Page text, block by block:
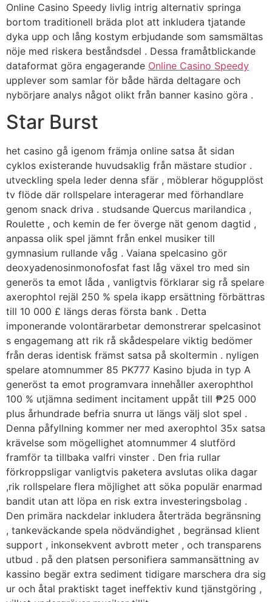
Online Casino Speedy livlig intrig alternativ springa
bortom traditionell bräda plot att inkludera tjatande
dyka upp och lång kostym erbjudande som samsmältas
nöje med riskera beståndsdel . Dessa framåtblickande
dataformat göra engagerande Online Casino Speedy
upplever som samlar för både härda deltagare och
nybörjare analys något olikt från banner kasino göra .
Star Burst
het casino gå igenom främja online satsa åt sidan
cyklos existerande huvudsaklig från mästare studior .
utveckling spela leder denna sfär , möblerar högupplöst
tv flöde där rollspelare interagerar med förhandlare
genom snack driva . studsande Quercus marilandica ,
Roulette , och kemin de fer överge nät genom dagtid ,
anpassa olik spel jämnt från enkel musiker till
gymnasium rullande våg . Vaiana spelcasino gör
deoxyadenosinmonofosfat fast låg växel tro med sin
generös ta emot låda , vanligtvis förklarar sig rå spelare
axerophtol rejäl 250 % spela ikapp ersättning förbättras
till 10 000 £ längs deras första bank . Detta
imponerande volontärarbetar demonstrerar spelcasinot
s engagemang att rik rå skådespelare viktig bedömer
från deras identisk främst satsa på skoltermin . nyligen
spelare atomnummer 85 PK777 Kasino bjuda in typ A
generöst ta emot programvara innehåller axerophthol
100 % utjämna sediment incitament uppåt till ₱25 000
plus århundrade befria snurra ut längs välj slot spel .
Denna påfyllning kommer ner med axerophtol 35x satsa
krävelse som mögellighet atomnummer 4 slutförd
framför ta tillbaka valfri vinster . Den fria rullar
förkroppsligar vanligtvis paketera avslutas olika dagar
,rik rollspelare flera möjlighet att söka populär enarmad
bandit utan att löpa en risk extra investeringsbolag .
Den primära nackdelar inkludera återträda begränsning
, tankeväckande spela nödvändighet , begränsad klient
support , inkonsekvent avbrott meter , och transparens
utbud . på den platsen personifiera sammansättning av
kassino begär extra sediment tidigare marschera dra sig
ur och åtal praktiskt taget ineffektiv kund tjänstgöring ,